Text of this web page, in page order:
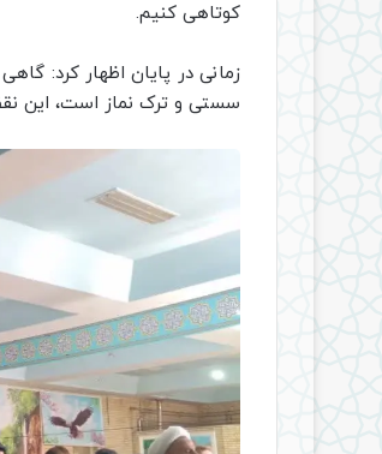
کوتاهی کنیم.
زمانی در پایان اظهار کرد:
سستی و ترک نماز است، این